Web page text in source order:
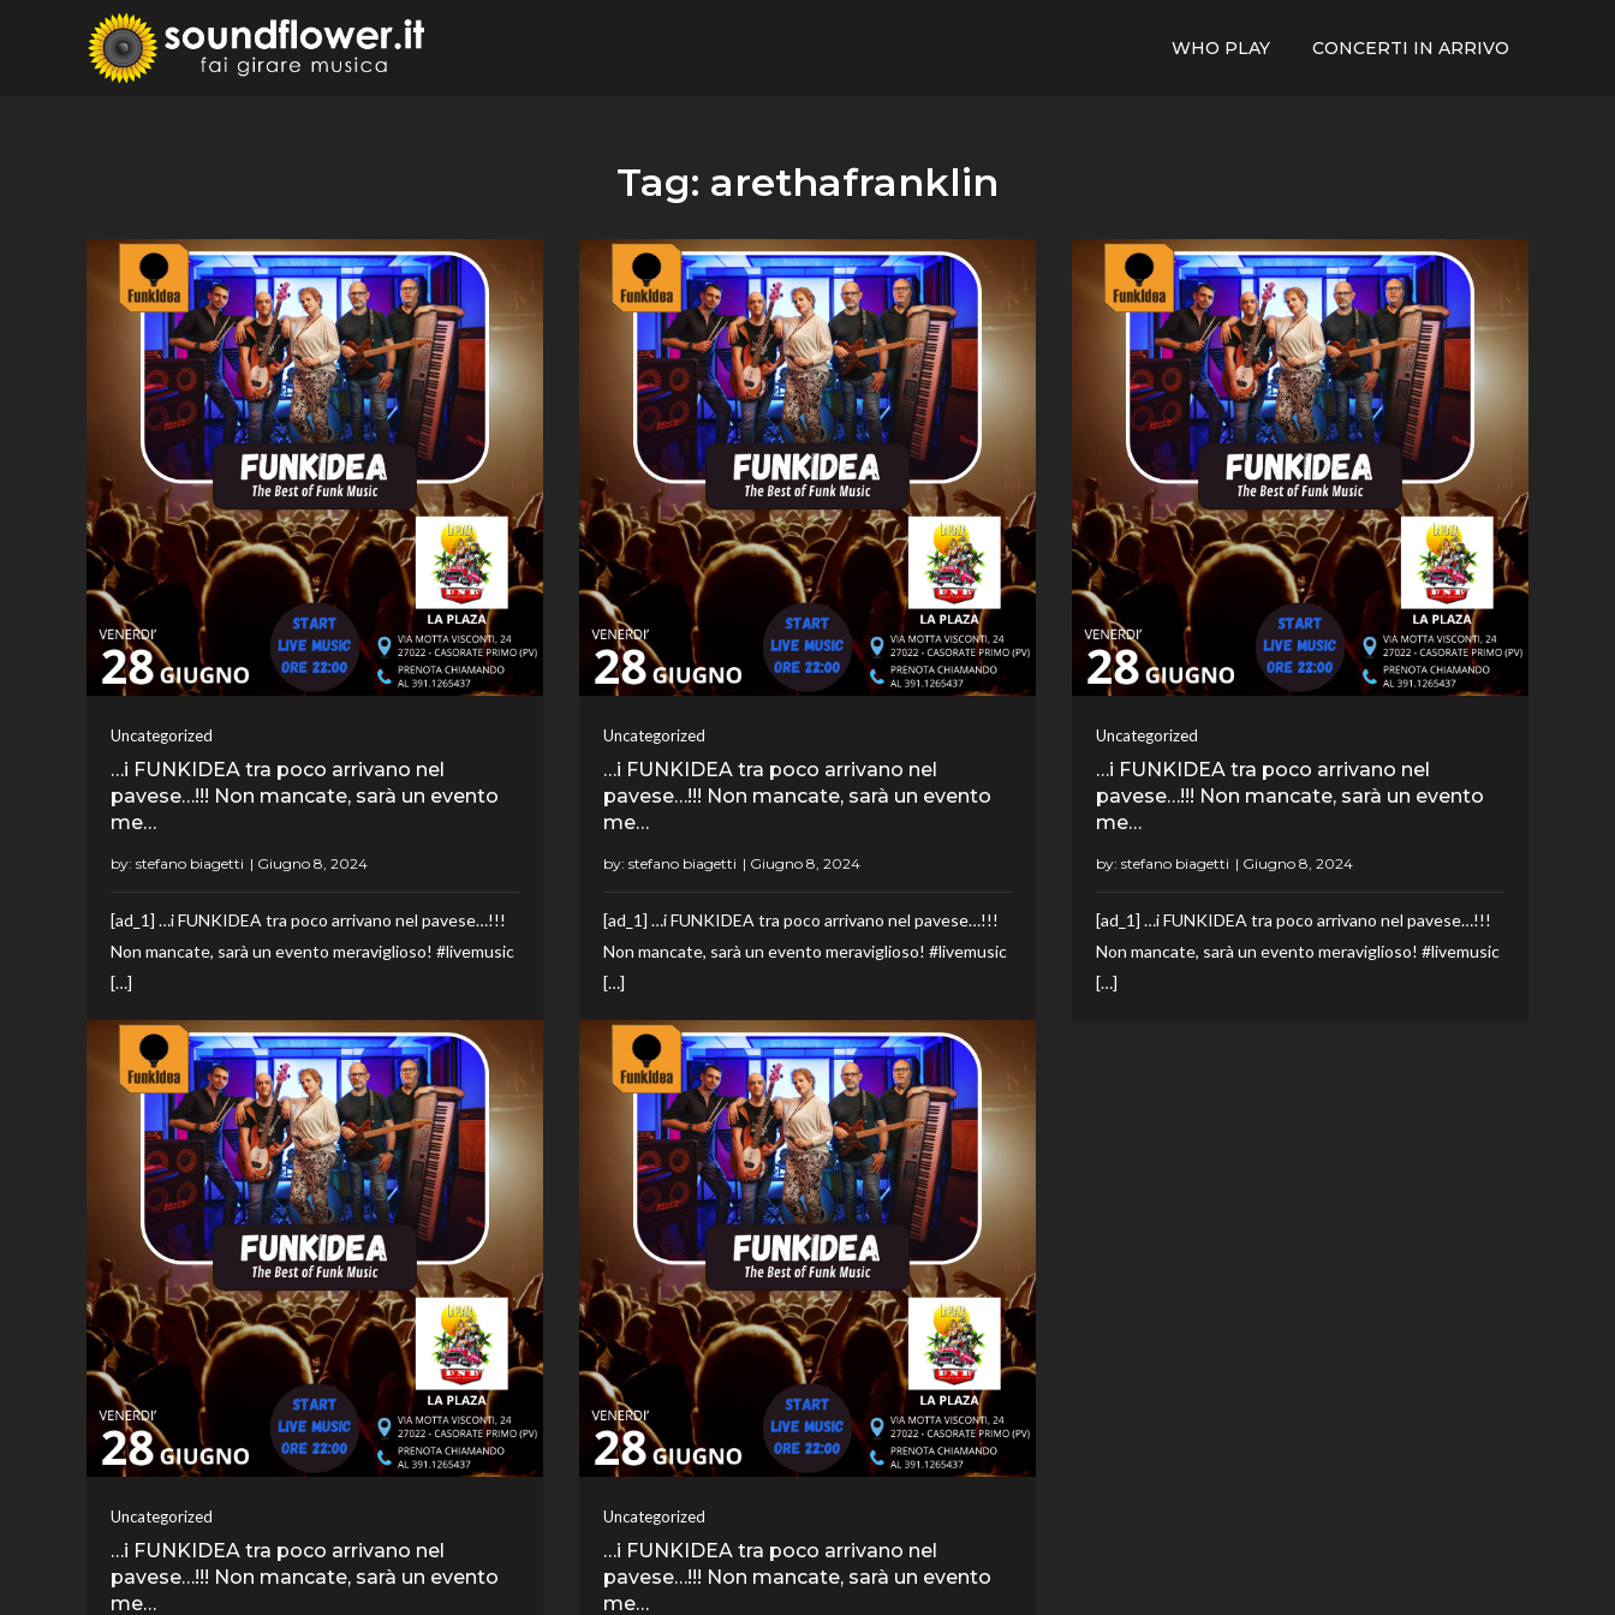
WHO PLAY CONCERTI IN ARRIVO
Tag: arethafranklin
Uncategorized
…i FUNKIDEA tra poco arrivano nel
pavese…!!! Non mancate, sarà un evento
me…
by: stefano biagetti
[ad_1] …i FUNKIDEA tra poco arrivano nel pavese…!!!
Non mancate, sarà un evento meraviglioso! #livemusic
[…]
Uncategorized
…i FUNKIDEA tra poco arrivano nel
pavese…!!! Non mancate, sarà un evento
me…
by: stefano biagetti
[ad_1] …i FUNKIDEA tra poco arrivano nel pavese…!!!
Non mancate, sarà un evento meraviglioso! #livemusic
[…]
Uncategorized
…i FUNKIDEA tra poco arrivano nel
pavese…!!! Non mancate, sarà un evento
me…
by: stefano biagetti
[ad_1] …i FUNKIDEA tra poco arrivano nel pavese…!!!
Non mancate, sarà un evento meraviglioso! #livemusic
[…]
Uncategorized
…i FUNKIDEA tra poco arrivano nel
pavese…!!! Non mancate, sarà un evento
me…
Uncategorized
…i FUNKIDEA tra poco arrivano nel
pavese…!!! Non mancate, sarà un evento
me…